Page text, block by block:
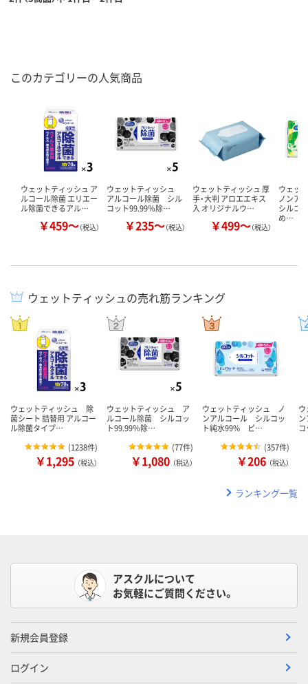
このカテゴリーの人気商品
ウェットティッシュ ア
ルコール除菌 エリエー
ル除菌できるアル…
￥459～（税込）
ウェットティッシュ
アルコール除菌 シル
コット99.99％除…
￥235～（税込）
ウェットティッシュ 厚
手・大判 アロエエキス
入 オリジナルウ…
￥499～（税込）
ウェッ
ノンア
シルコ
め…
ウェットティッシュの売れ筋ランキング
ウェットティッシュ 除
菌シート 詰替用 アルコー
ル除菌タイプ…
(1238件)
￥1,295 （税込）
ウェットティッシュ ア
ルコール除菌 シルコッ
ト99.99％除…
(77件)
￥1,080 （税込）
ウェットティッシュ ノ
ンアルコール シルコッ
ト純水99% ピ…
(357件)
￥206 （税込）
ランキング一覧
アスクルについて
お気軽にご質問ください。
新規会員登録
ログイン